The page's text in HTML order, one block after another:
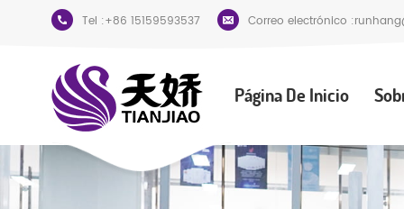
Tel :+86 15159593537 Correo electrónico :
Página De Inicio